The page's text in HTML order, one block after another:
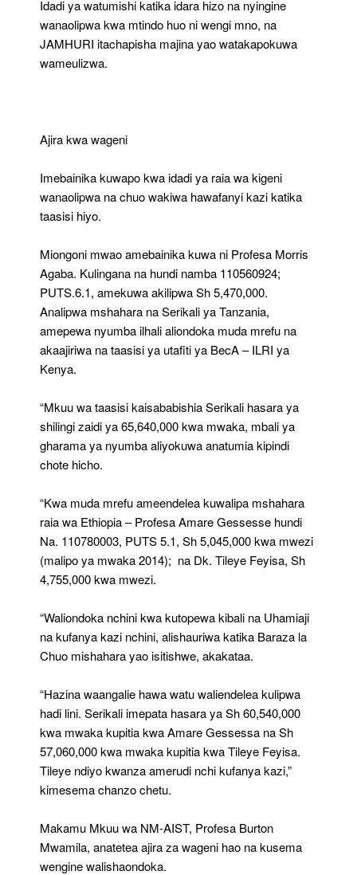
Idadi ya watumishi katika idara hizo na nyingine
wanaolipwa kwa mtindo huo ni wengi mno, na
JAMHURI itachapisha majina yao watakapokuwa
wameulizwa.
Ajira kwa wageni
Imebainika kuwapo kwa idadi ya raia wa kigeni
wanaolipwa na chuo wakiwa hawafanyi kazi katika
taasisi hiyo.
Miongoni mwao amebainika kuwa ni Profesa Morris
Agaba. Kulingana na hundi namba 110560924;
PUTS.6.1, amekuwa akilipwa Sh 5,470,000.
Analipwa mshahara na Serikali ya Tanzania,
amepewa nyumba ilhali aliondoka muda mrefu na
akaajiriwa na taasisi ya utafiti ya BecA – ILRI ya
Kenya.
“Mkuu wa taasisi kaisababishia Serikali hasara ya
shilingi zaidi ya 65,640,000 kwa mwaka, mbali ya
gharama ya nyumba aliyokuwa anatumia kipindi
chote hicho.
“Kwa muda mrefu ameendelea kuwalipa mshahara
raia wa Ethiopia – Profesa Amare Gessesse hundi
Na. 110780003, PUTS 5.1, Sh 5,045,000 kwa mwezi
(malipo ya mwaka 2014); na Dk. Tileye Feyisa, Sh
4,755,000 kwa mwezi.
“Waliondoka nchini kwa kutopewa kibali na Uhamiaji
na kufanya kazi nchini, alishauriwa katika Baraza la
Chuo mishahara yao isitishwe, akakataa.
“Hazina waangalie hawa watu waliendelea kulipwa
hadi lini. Serikali imepata hasara ya Sh 60,540,000
kwa mwaka kupitia kwa Amare Gessessa na Sh
57,060,000 kwa mwaka kupitia kwa Tileye Feyisa.
Tileye ndiyo kwanza amerudi nchi kufanya kazi,”
kimesema chanzo chetu.
Makamu Mkuu wa NM-AIST, Profesa Burton
Mwamila, anatetea ajira za wageni hao na kusema
wengine walishaondoka.